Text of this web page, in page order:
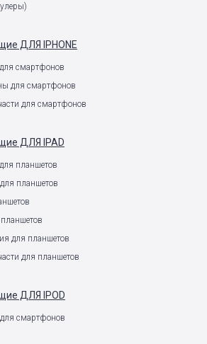
ДЛЯ IPHONE
смартфонов
для смартфонов
для смартфонов
ДЛЯ IPAD
планшетов
планшетов
для планшетов
для планшетов
ДЛЯ IPOD
смартфонов